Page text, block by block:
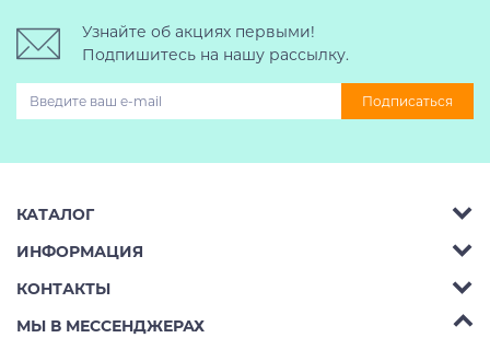
Узнайте об акциях первыми!
Подпишитесь на нашу рассылку.
Подписаться
КАТАЛОГ
Багажник на крышу авто
Автобоксы
ИНФОРМАЦИЯ
Аренда
Ремонт
КОНТАКТЫ
Телефон: 8 (495) 2367486
МЫ В МЕССЕНДЖЕРАХ